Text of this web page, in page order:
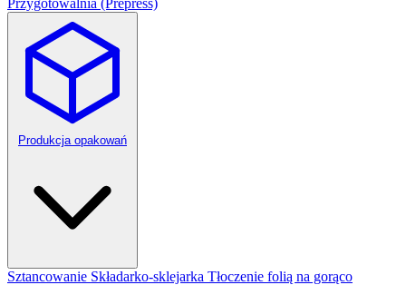
Produkcja opakowań
Sztancowanie Składarko-sklejarka Tłoczenie folią na gorąco